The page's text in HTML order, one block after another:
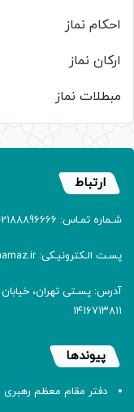
احکام نماز
ارکان نماز
مبطلات نماز
ارتباط
شـماره تمـاس: 02188896666 نمابر: 02188905150
پسـت الـکترونیـکی: info[at]namaz.ir
۱۴۱۶۷۱۳۸۱۱
پیوندها
دفتر مقام معظم رهبری